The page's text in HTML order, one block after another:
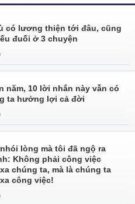
có lương thiện tới đâu, cũng
đuối ở 3 chuyện
năm, 10 lời nhắn này vẫn có
ta hưởng lợi cả đời
lòng mà tôi đã ngộ ra
Không phải công việc
chúng ta, mà là chúng ta
công việc!